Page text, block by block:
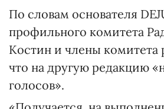
По словам основателя
профильного комитета
Костин и члены комитета
что на другую редакцию
голосов».